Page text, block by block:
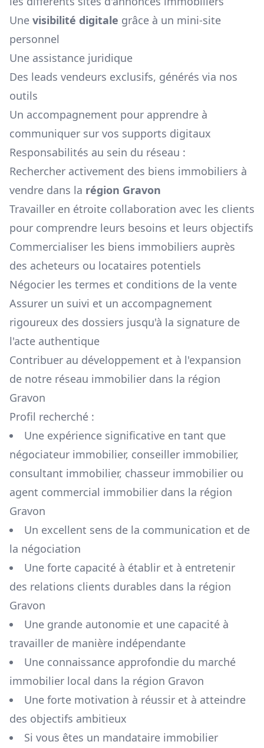
Une visibilité digitale grâce à un mini-site
personnel
Une assistance juridique
Des leads vendeurs exclusifs, générés via nos
outils
Un accompagnement pour apprendre à
communiquer sur vos supports digitaux
Responsabilités au sein du réseau :
Rechercher activement des biens immobiliers à
vendre dans la région Gravon
Travailler en étroite collaboration avec les clients
pour comprendre leurs besoins et leurs objectifs
Commercialiser les biens immobiliers auprès
des acheteurs ou locataires potentiels
Négocier les termes et conditions de la vente
Assurer un suivi et un accompagnement
rigoureux des dossiers jusqu'à la signature de
l'acte authentique
Contribuer au développement et à l'expansion
de notre réseau immobilier dans la région
Gravon
Profil recherché :
Une expérience significative en tant que
négociateur immobilier, conseiller immobilier,
consultant immobilier, chasseur immobilier ou
agent commercial immobilier dans la région
Gravon
Un excellent sens de la communication et de
la négociation
Une forte capacité à établir et à entretenir
des relations clients durables dans la région
Gravon
Une grande autonomie et une capacité à
travailler de manière indépendante
Une connaissance approfondie du marché
immobilier local dans la région Gravon
Une forte motivation à réussir et à atteindre
des objectifs ambitieux
Si vous êtes un mandataire immobilier